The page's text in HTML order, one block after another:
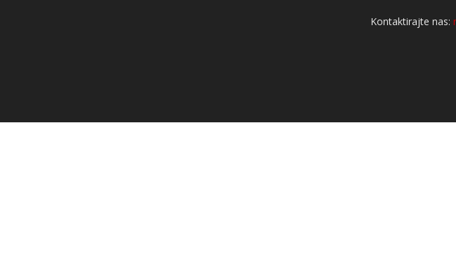
Kontaktirajte nas: